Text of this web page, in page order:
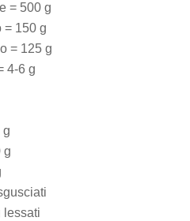
= 500 g
= 150 g
= 125 g
4-6 g
g
g
lessati